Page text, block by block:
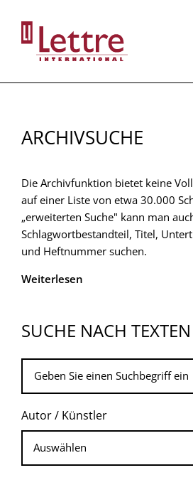
Inhalt
ARCHIVSUCHE
Die Archivfunktion bietet keine
auf einer Liste von etwa 30.000
„erweiterten Suche" kann man
Schlagwortbestandteil, Titel,
und Heftnummer suchen.
Weiterlesen
SUCHE NACH TEXTEN
Autor / Künstler